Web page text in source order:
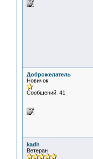
Доброжелатель
Новичок
Сообщений: 41
kadh
Ветеран